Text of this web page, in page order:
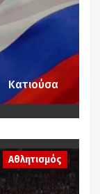
Κατιούσα
Αθλητισμός